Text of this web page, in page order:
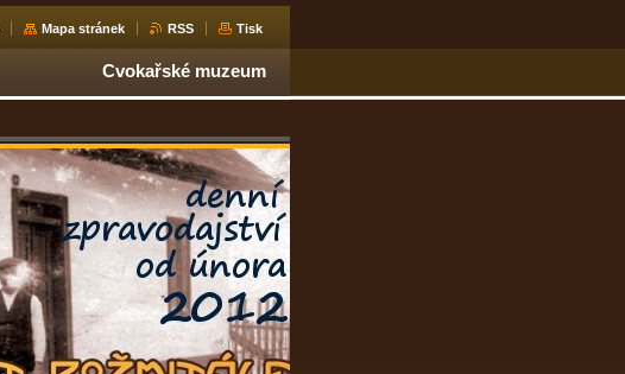
Mapa stránek RSS Tisk
Cvokařské muzeum